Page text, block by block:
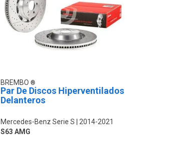
BREMBO
Par De Discos Hiperventilados
Delanteros
Mercedes-Benz Serie S
2014-2021
S63 AMG